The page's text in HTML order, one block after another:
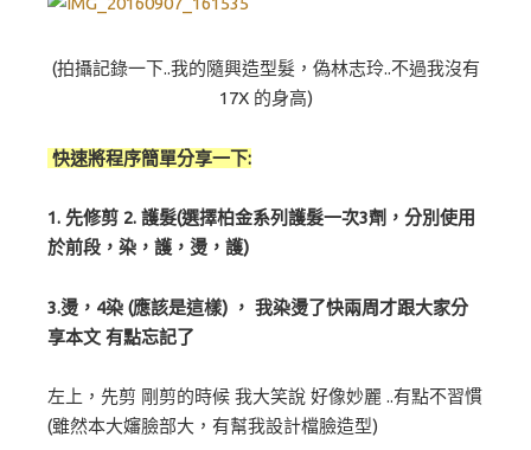
(拍攝記錄一下..我的隨興造型髮，偽林志玲..不過我沒有
17X 的身高)
快速將程序簡單分享一下:
1. 先修剪 2. 護髮(選擇柏金系列護髮一次3劑，分別使用
於前段，染，護，燙，護)
3.燙，4染 (應該是這樣) ， 我染燙了快兩周才跟大家分
享本文 有點忘記了
左上，先剪 剛剪的時候 我大笑說 好像妙麗 ..有點不習慣
(雖然本大嬸臉部大，有幫我設計檔臉造型)